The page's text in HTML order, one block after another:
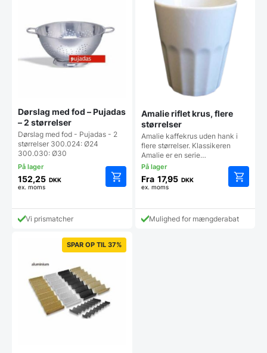
på
kan
vælges
på
Dørslag med fod – Pujadas
– 2 størrelser
Dørslag med fod - Pujadas - 2
størrelser 300.024: Ø24
300.030: Ø30
152,25 DKK
ex. moms
varianter.
Mulighederne
kan
varesiden
Vi prismatcher
Amalie riflet krus, flere
størrelser
Amalie kaffekrus uden hank i
flere størrelser. Klassikeren
Amalie er en serie…
Fra 17,95 DKK
ex. moms
har
flere
Mulighed for mængderabat
SPAR OP TIL 37%